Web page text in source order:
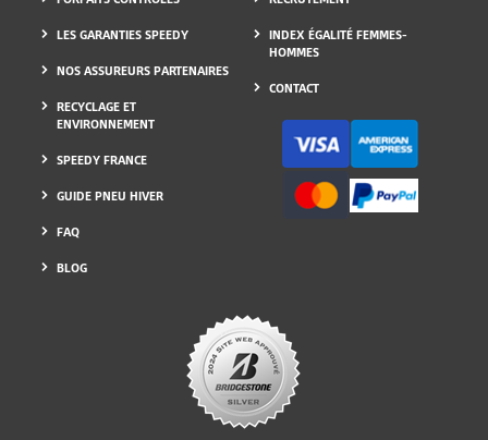
LES GARANTIES SPEEDY
NOS ASSUREURS PARTENAIRES
RECYCLAGE ET
ENVIRONNEMENT
SPEEDY FRANCE
GUIDE PNEU HIVER
FAQ
BLOG
INDEX ÉGALITÉ FEMMES-
HOMMES
CONTACT